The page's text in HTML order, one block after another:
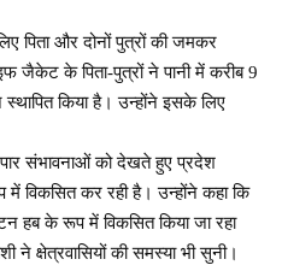
पिता और दोनों पुत्रों की जमकर
जैकेट के पिता-पुत्रों ने पानी में करीब 9
स्थापित किया है। उन्होंने इसके लिए
संभावनाओं को देखते हुए प्रदेश
विकसित कर रही है। उन्होंने कहा कि
हब के रूप में विकसित किया जा रहा
ने क्षेत्रवासियों की समस्या भी सुनी।